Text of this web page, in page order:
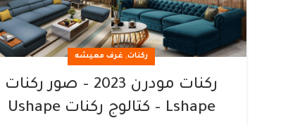
ركنات, غرف معيشه
ركنات مودرن 2023 – صور ركنات
Lshape – كتالوج ركنات Ushape